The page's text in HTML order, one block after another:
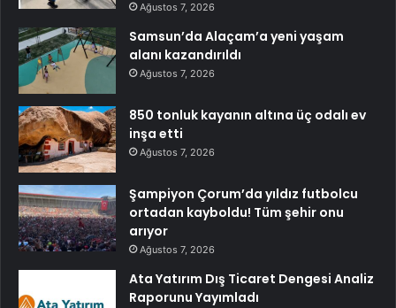
Ağustos 7, 2026
Samsun’da Alaçam’a yeni yaşam
alanı kazandırıldı
Ağustos 7, 2026
850 tonluk kayanın altına üç odalı ev
inşa etti
Ağustos 7, 2026
Şampiyon Çorum’da yıldız futbolcu
ortadan kayboldu! Tüm şehir onu
arıyor
Ağustos 7, 2026
Ata Yatırım Dış Ticaret Dengesi Analiz
Raporunu Yayımladı